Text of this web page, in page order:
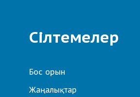
Сілтемелер
Бос орын
Жаңалықтар